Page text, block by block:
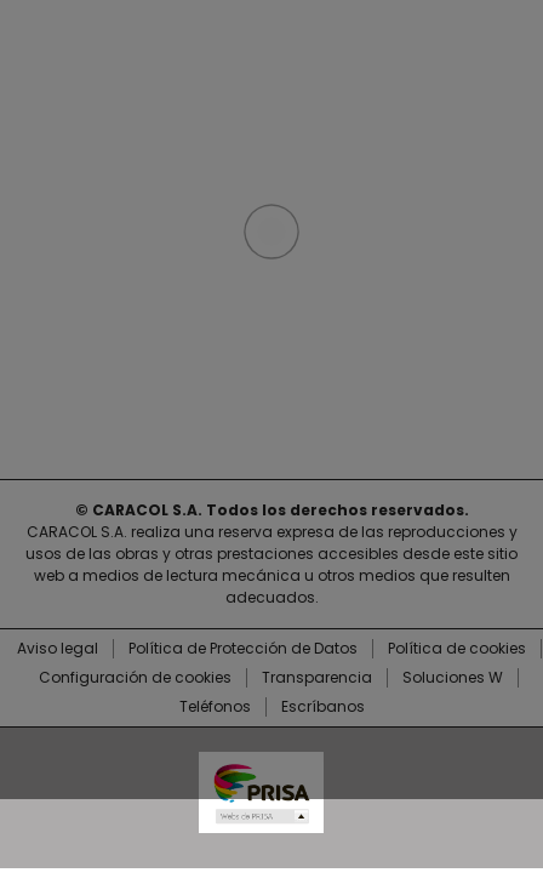
© CARACOL S.A. Todos los derechos reservados.
CARACOL S.A. realiza una reserva expresa de las reproducciones y
usos de las obras y otras prestaciones accesibles desde este sitio
web a medios de lectura mecánica u otros medios que resulten
adecuados.
Aviso legal Política de Protección de Datos
Política de cookies
Configuración de cookies
Transparencia
Soluciones W
Teléfonos
Escríbanos